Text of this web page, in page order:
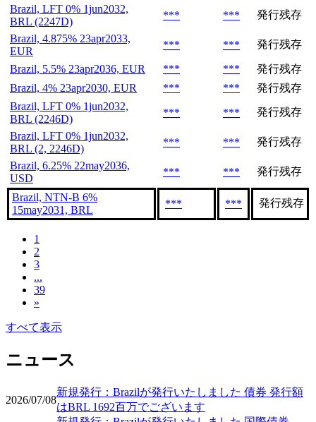
Brazil, LFT 0% 1jun2032,
BRL (2247D)
*** ***
発行残存
Brazil, 4.875% 23apr2033,
EUR
*** *** 発行残存
Brazil, 5.5% 23apr2036, EUR *** ***
発行残存
Brazil, 4% 23apr2030, EUR
*** ***
発行残存
Brazil, LFT 0% 1jun2032,
BRL (2246D)
*** ***
発行残存
Brazil, LFT 0% 1jun2032,
BRL (2, 2246D)
*** ***
発行残存
Brazil, 6.25% 22may2036,
USD
*** *** 発行残存
Brazil, NTN-B 6%
15may2031, BRL
*** *** 発行残存
1
2
3
...
39
»
すべて表示
ニュース
2026/07/08
新規発行：Brazilが発行いたしました 債券 発行額
はBRL 1692百万でございます